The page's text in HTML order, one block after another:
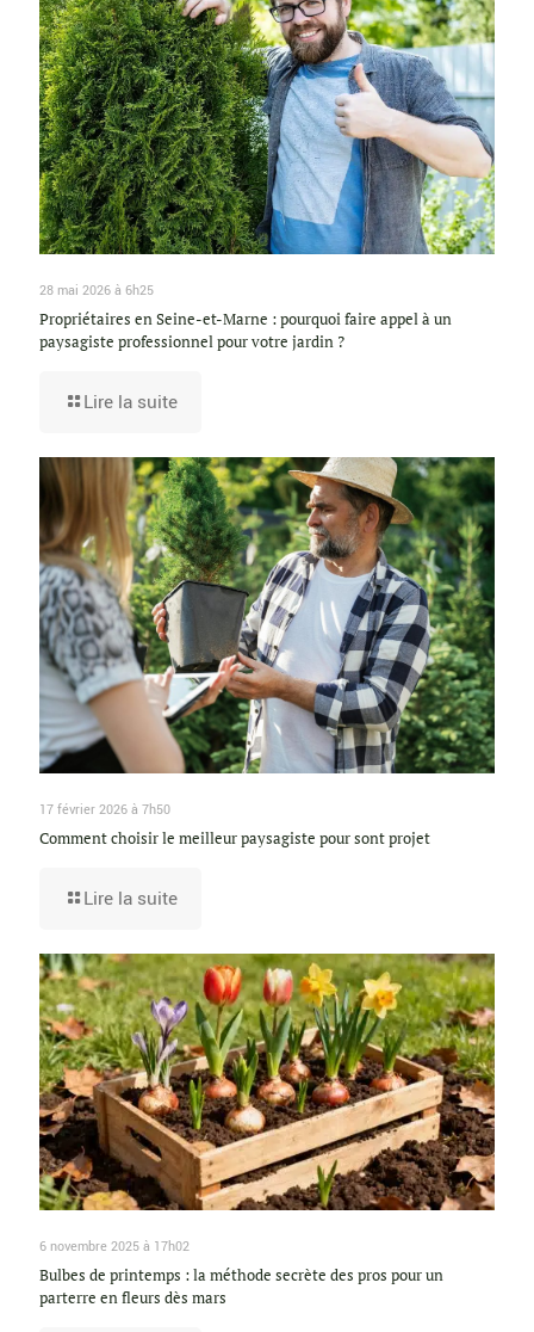
28 mai 2026 à 6h25
Propriétaires en Seine-et-Marne : pourquoi faire appel à un
paysagiste professionnel pour votre jardin ?
Lire la suite
17 février 2026 à 7h50
Comment choisir le meilleur paysagiste pour sont projet
Lire la suite
6 novembre 2025 à 17h02
Bulbes de printemps : la méthode secrète des pros pour un
parterre en fleurs dès mars